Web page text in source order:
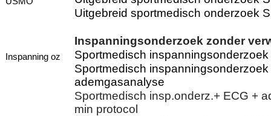
Uitgebreid sportmedisch onderzoek
Inspanningsonderzoek zonder
Inspanning oz
Sportmedisch inspanningsonderzoek
Sportmedisch inspanningsonderzoek
ademgasanalyse
Sportmedisch insp.onderz.+ ECG +
min protocol